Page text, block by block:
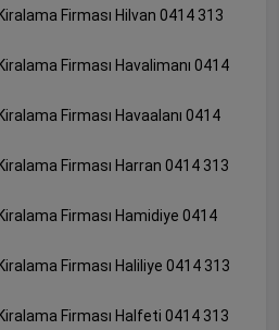
Firması Hilvan 0414 313
Firması Havalimanı 0414
Firması Havaalanı 0414
Firması Harran 0414 313
Firması Hamidiye 0414
Firması Haliliye 0414 313
Firması Halfeti 0414 313